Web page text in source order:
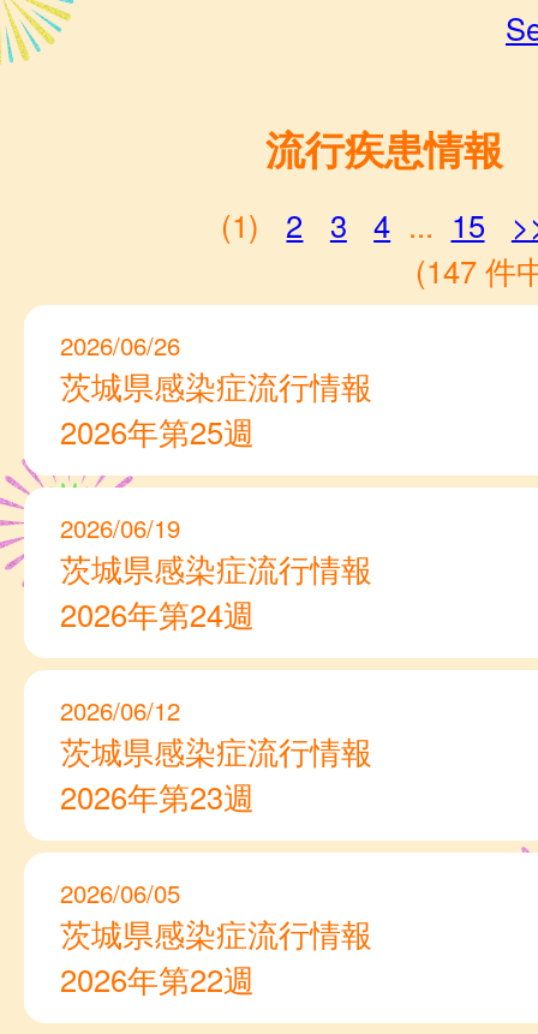
流行疾患情報
(1) 2 3 4 ... 15
(147 件
2026/06/26
茨城県感染症流行情報
2026年第25週
2026/06/19
茨城県感染症流行情報
2026年第24週
2026/06/12
茨城県感染症流行情報
2026年第23週
2026/06/05
茨城県感染症流行情報
2026年第22週